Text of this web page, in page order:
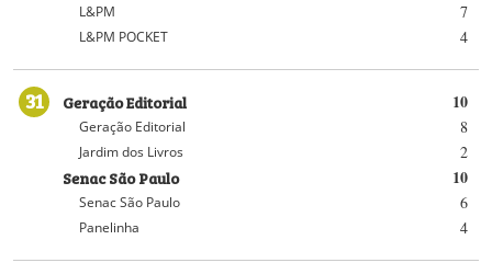
7
L&PM
4
L&PM POCKET
31 10
Geração Editorial
8
Geração Editorial
2
Jardim dos Livros
10
Senac São Paulo
6
Senac São Paulo
4
Panelinha